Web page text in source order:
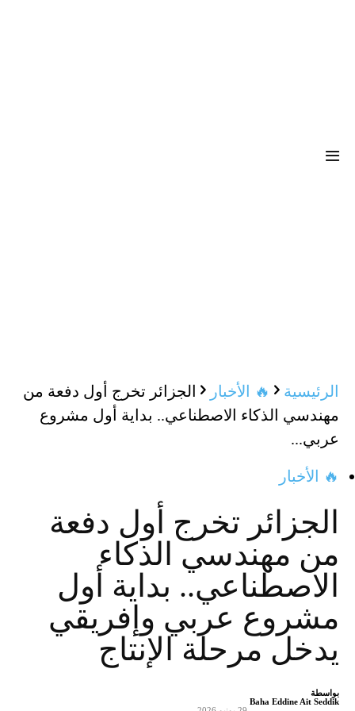
الرئيسية 🔥 الأخبار
الجزائر تخرج أول دفعة من
مهندسي الذكاء الاصطناعي.. بداية أول مشروع
عربي...
🔥 الأخبار
الجزائر تخرج أول دفعة
من مهندسي الذكاء
الاصطناعي.. بداية أول
مشروع عربي وإفريقي
يدخل مرحلة الإنتاج
بواسطة
Baha Eddine Ait Seddik